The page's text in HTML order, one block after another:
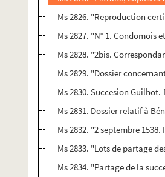
Ms 2826. "Reproduction
Ms 2827. "N° 1. Condomois
Ms 2828. "2bis.
Ms 2829. "Dossier
Ms 2830. Succesion Guilhot.
Ms 2831. Dossier relatif à
Ms 2832. "2 septembre
Ms 2833. "Lots de partage
Ms 2834. "Partage de la